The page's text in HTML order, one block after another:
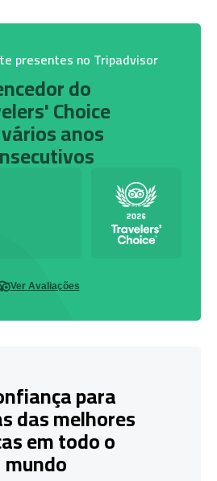
presentes no Tripadvisor
do
Choice
anos
Ver Avaliações
para
das melhores
em todo o
mundo